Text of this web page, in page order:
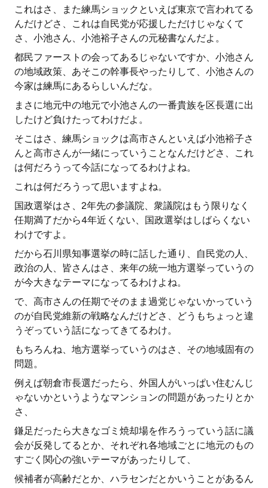
これはさ、また練馬ショックといえば東京で言われてる
んだけどさ、これは自民党が応援しただけじゃなくて
さ、小池さん、小池裕子さんの元秘書なんだよ。
都民ファーストの会ってあるじゃないですか、小池さん
の地域政策、あそこの幹事長やったりして、小池さんの
今家は練馬にあるらしいんだな。
まさに地元中の地元で小池さんの一番貴族を区長選に出
したけど負けたってわけだよ。
そこはさ、練馬ショックは高市さんといえば小池裕子さ
んと高市さんが一緒にっていうことなんだけどさ、これ
は何だろうって今話になってるわけよね。
これは何だろうって思いますよね。
国政選挙はさ、2年先の参議院、衆議院はもう限りなく
任期満了だから4年近くない、国政選挙はしばらくない
わけですよ。
だから石川県知事選挙の時に話した通り、自民党の人、
政治の人、皆さんはさ、来年の統一地方選挙っていうの
が今大きなテーマになってるわけよね。
で、高市さんの任期でそのまま過党じゃないかっていう
のが自民党維新の戦略なんだけどさ、どうもちょっと違
うぞっていう話になってきてるわけ。
もちろんね、地方選挙っていうのはさ、その地域固有の
問題。
例えば朝倉市長選だったら、外国人がいっぱい住むんじ
ゃないかというようなマンションの問題があったりとか
さ、
鎌足だったら大きなゴミ焼却場を作ろうっていう話に議
会が反発してるとか、それぞれ各地域ごとに地元のもの
すごく関心の強いテーマがあったりして、
候補者が高齢だとか、ハラセンだとかいうことがあるん